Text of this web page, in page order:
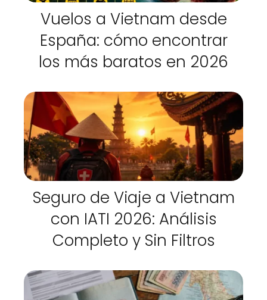
Vuelos a Vietnam desde
España: cómo encontrar
los más baratos en 2026
Seguro de Viaje a Vietnam
con IATI 2026: Análisis
Completo y Sin Filtros